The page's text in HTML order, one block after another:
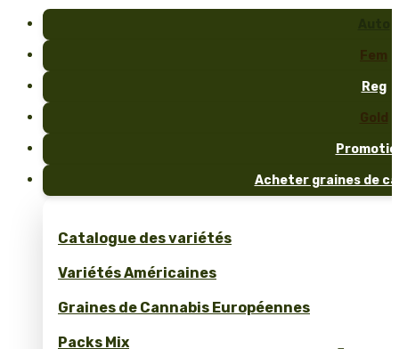
Fem
Reg
Gold
Acheter graines de
Catalogue des variétés
Variétés Américaines
Graines de Cannabis Européennes
Packs Mix